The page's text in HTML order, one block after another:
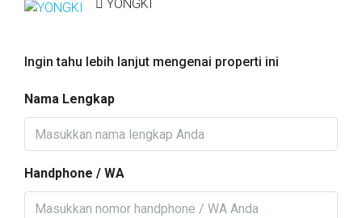
YONGKI
Ingin tahu lebih lanjut mengenai properti ini
Nama Lengkap
Handphone / WA